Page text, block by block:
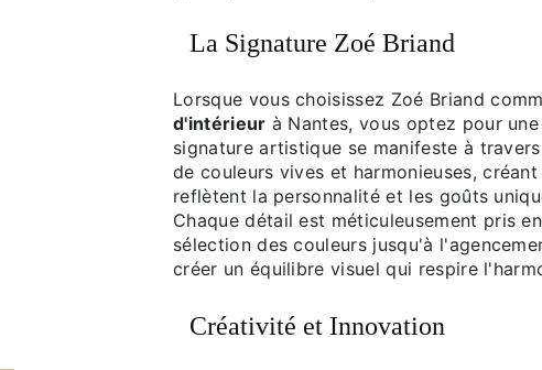
La Signature Zoé Briand
Lorsque vous choisissez Zoé Briand
d'intérieur à Nantes, vous optez pour
signature artistique se manifeste à
de couleurs vives et harmonieuses,
reflètent la personnalité et les goûts
Chaque détail est méticuleusement pris
sélection des couleurs jusqu'à
créer un équilibre visuel qui respire
Créativité et Innovation